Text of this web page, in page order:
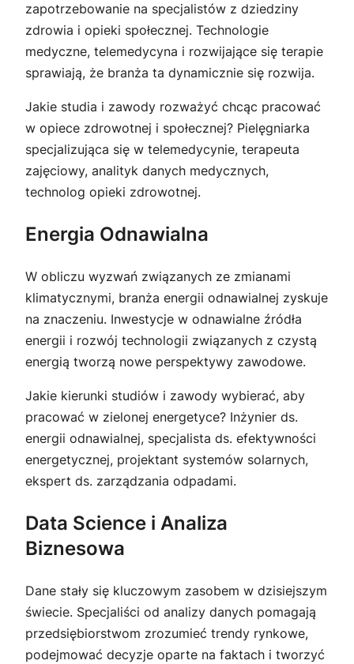
zapotrzebowanie na specjalistów z dziedziny
zdrowia i opieki społecznej. Technologie
medyczne, telemedycyna i rozwijające się terapie
sprawiają, że branża ta dynamicznie się rozwija.
Jakie studia i zawody rozważyć chcąc pracować
w opiece zdrowotnej i społecznej? Pielęgniarka
specjalizująca się w telemedycynie, terapeuta
zajęciowy, analityk danych medycznych,
technolog opieki zdrowotnej.
Energia Odnawialna
W obliczu wyzwań związanych ze zmianami
klimatycznymi, branża energii odnawialnej zyskuje
na znaczeniu. Inwestycje w odnawialne źródła
energii i rozwój technologii związanych z czystą
energią tworzą nowe perspektywy zawodowe.
Jakie kierunki studiów i zawody wybierać, aby
pracować w zielonej energetyce? Inżynier ds.
energii odnawialnej, specjalista ds. efektywności
energetycznej, projektant systemów solarnych,
ekspert ds. zarządzania odpadami.
Data Science i Analiza
Biznesowa
Dane stały się kluczowym zasobem w dzisiejszym
świecie. Specjaliści od analizy danych pomagają
przedsiębiorstwom zrozumieć trendy rynkowe,
podejmować decyzje oparte na faktach i tworzyć